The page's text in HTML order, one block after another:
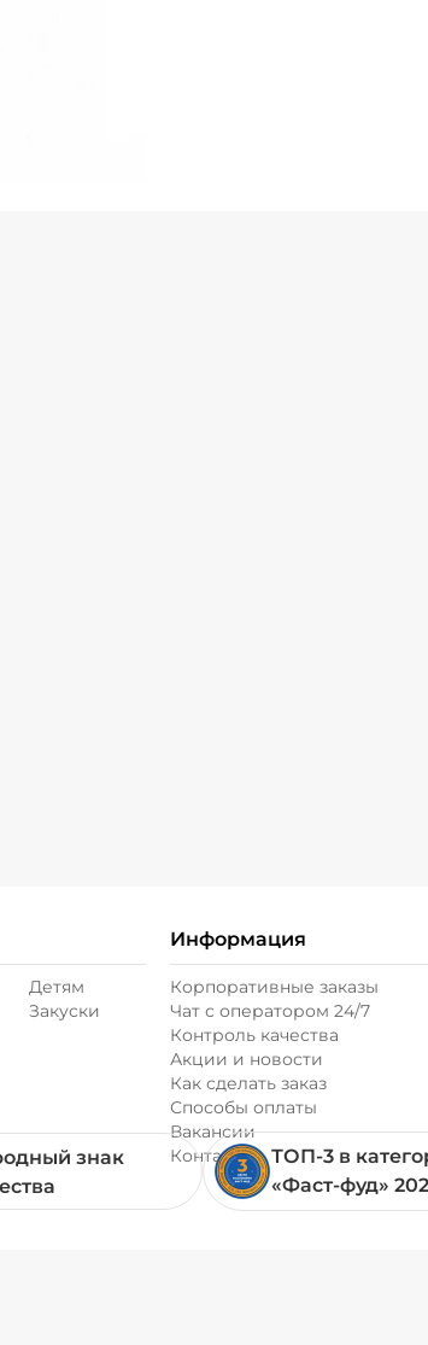
Детям
Закуски
Информация
Корпоративные заказы
Чат с оператором 24/7
Контроль качества
Акции и новости
Как сделать заказ
Способы оплаты
Вакансии
Контакты
знак
ТОП-3 в
«Фаст-фуд»